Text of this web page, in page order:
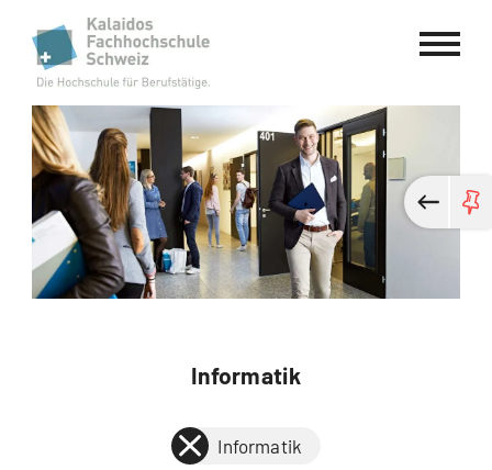
Kalaidos Fachhochschule Schweiz
Informatik
Informatik